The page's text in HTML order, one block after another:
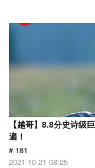
【越哥】8.8分史诗级
遍！
# 181
2021-10-21 08:25